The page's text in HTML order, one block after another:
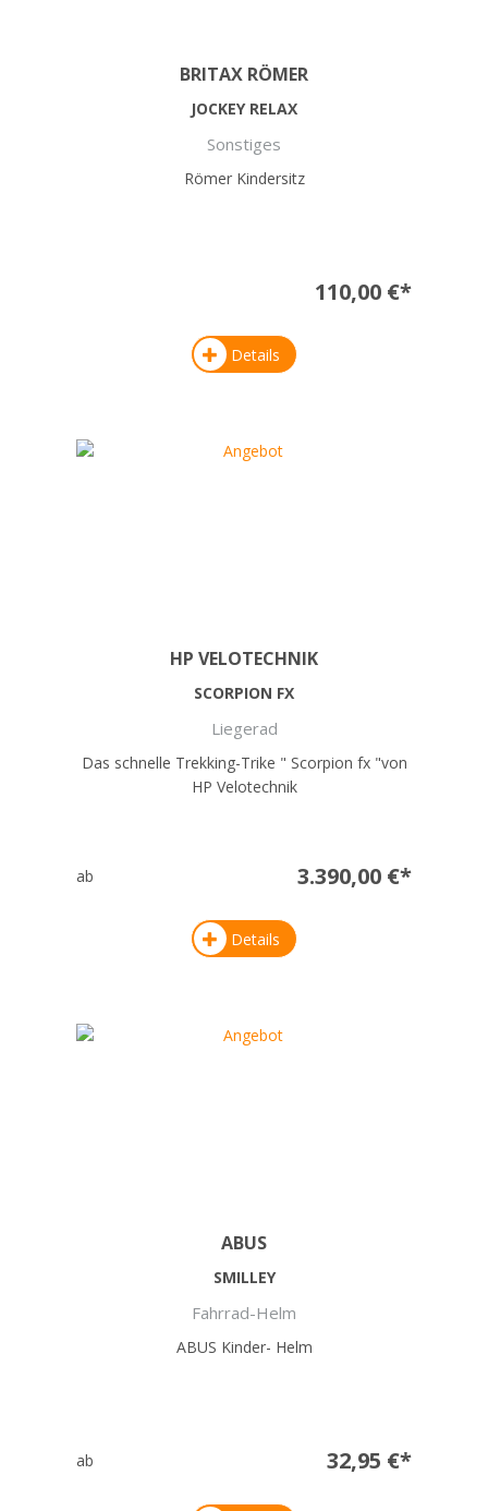
BRITAX RÖMER
JOCKEY RELAX
Sonstiges
Römer Kindersitz
110,00 €*
Details
HP VELOTECHNIK
SCORPION FX
Liegerad
Das schnelle Trekking-Trike " Scorpion fx "von
HP Velotechnik
ab 3.390,00 €*
Details
ABUS
SMILLEY
Fahrrad-Helm
ABUS Kinder- Helm
ab 32,95 €*